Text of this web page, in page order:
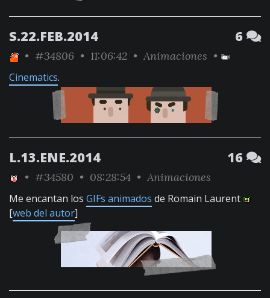
S.22.FEB.2014 6
• #34806 • 11:06:42 • Animaciones •
Cinematics.
L.13.ENE.2014 16
• #34580 • 08:28:54 • Animaciones
Me encantan los GIFs animados de Romain Laurent
[web del autor]